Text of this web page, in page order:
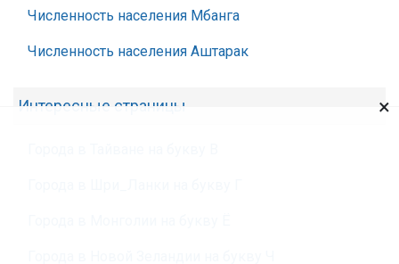
Численность населения Мбанга
Численность населения Аштарак
Интересные страницы ×